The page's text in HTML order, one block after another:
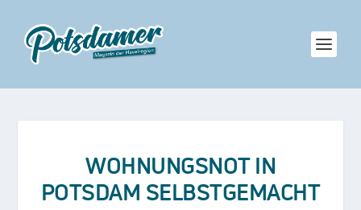
WOHNUNGSNOT IN
POTSDAM SELBSTGEMACHT